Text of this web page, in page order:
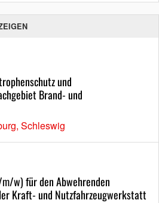
und
Brand- und
Schleswig
w) für den Abwehrenden
Kraft- und Nutzfahrzeugwerkstatt